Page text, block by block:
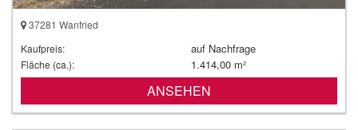
37281 Wanfried
Kaufpreis:
auf Nachfrage
Fläche (ca.): 1.414,00 m²
ANSEHEN